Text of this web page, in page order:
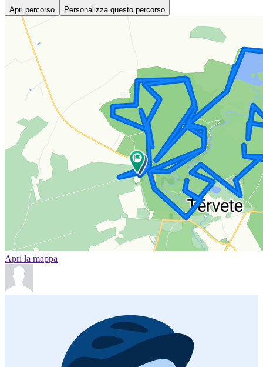
Apri percorso Personalizza questo percorso
Apri la mappa